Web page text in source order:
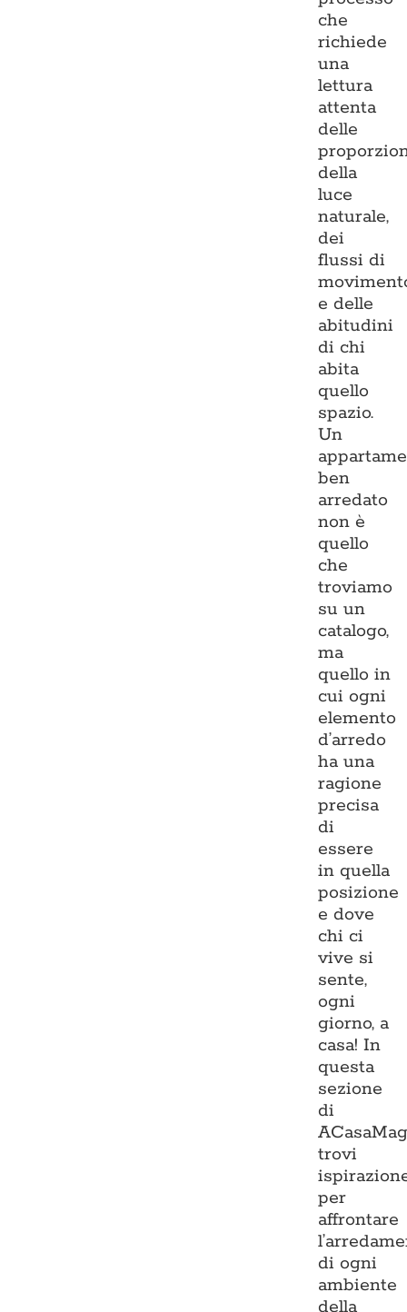
che
richiede
una
lettura
attenta
delle
della
luce
naturale,
dei
flussi di
e delle
abitudini
di chi
abita
quello
spazio.
Un
ben
arredato
non è
quello
che
troviamo
su un
catalogo,
ma
quello in
cui ogni
elemento
d’arredo
ha una
ragione
precisa
di
essere
in quella
posizione
e dove
chi ci
vive si
sente,
ogni
giorno, a
casa! In
questa
sezione
di
trovi
per
affrontare
di ogni
ambiente
della